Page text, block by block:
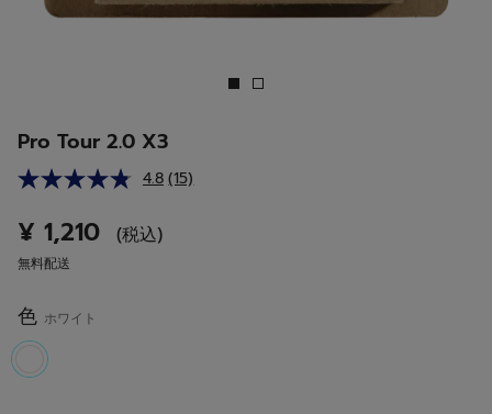
Pro Tour 2.0 X3
4.8 レ
(15)
¥ 1,210 (税込)
無料配送
色 ホワイト
selected